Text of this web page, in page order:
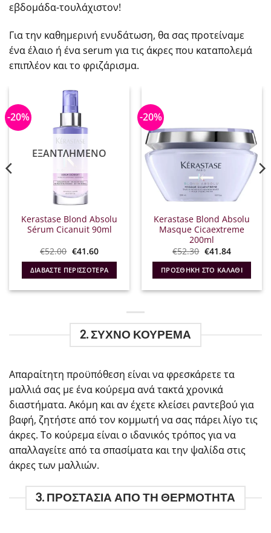
εβδομάδα-τουλάχιστον!
Για την καθημερινή ενυδάτωση, θα σας προτείναμε
ένα έλαιο ή ένα serum για τις άκρες που καταπολεμά
επιπλέον και το φριζάρισμα.
-20%
ΕΞΑΝΤΛΗΜΈΝΟ
Kerastase Blond Absolu
Sérum Cicanuit 90ml
€52.00 Original
price
was:
€52.00.
€41.60Η
τιμή
είναι:
€41.60.
ΔΙΑΒΆΣΤΕ ΠΕΡΙΣΣΌΤΕΡΑ
-20%
Kerastase Blond Absolu
Masque Cicaextreme
200ml
€52.30 Original
price
was:
€52.30.
€41.84Η
τρέχουσα
τιμή
είναι:
€41.84.
ΠΡΟΣΘΉΚΗ ΣΤΟ ΚΑΛΆΘΙ
2. ΣΥΧΝΟ ΚΟΥΡΕΜΑ
Απαραίτητη προϋπόθεση είναι να φρεσκάρετε τα
μαλλιά σας με ένα κούρεμα ανά τακτά χρονικά
διαστήματα. Ακόμη και αν έχετε κλείσει ραντεβού για
βαφή, ζητήστε από τον κομμωτή να σας πάρει λίγο τις
άκρες. Το κούρεμα είναι ο ιδανικός τρόπος για να
απαλλαγείτε από τα σπασίματα και την ψαλίδα στις
άκρες των μαλλιών.
3. ΠΡΟΣΤΑΣΙΑ ΑΠΟ ΤΗ ΘΕΡΜΟΤΗΤΑ